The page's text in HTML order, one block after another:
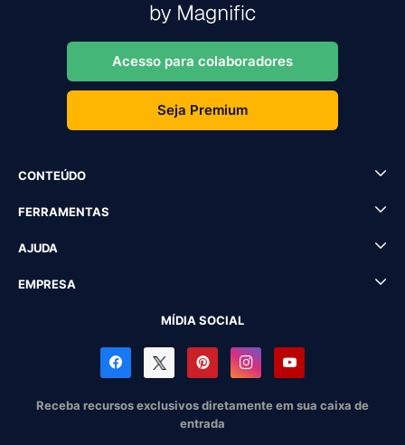
Acesso para colaboradores
Seja Premium
CONTEÚDO
FERRAMENTAS
AJUDA
EMPRESA
MÍDIA SOCIAL
Receba recursos exclusivos diretamente em sua caixa de
entrada